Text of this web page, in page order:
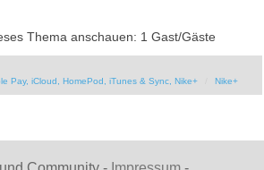
Thema anschauen: 1 Gast/Gäste
Pay, iCloud, HomePod, iTunes & Sync, Nike+
Nike+